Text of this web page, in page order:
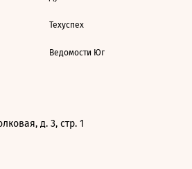
Техуспех
Ведомости Юг
д. 3, стр. 1